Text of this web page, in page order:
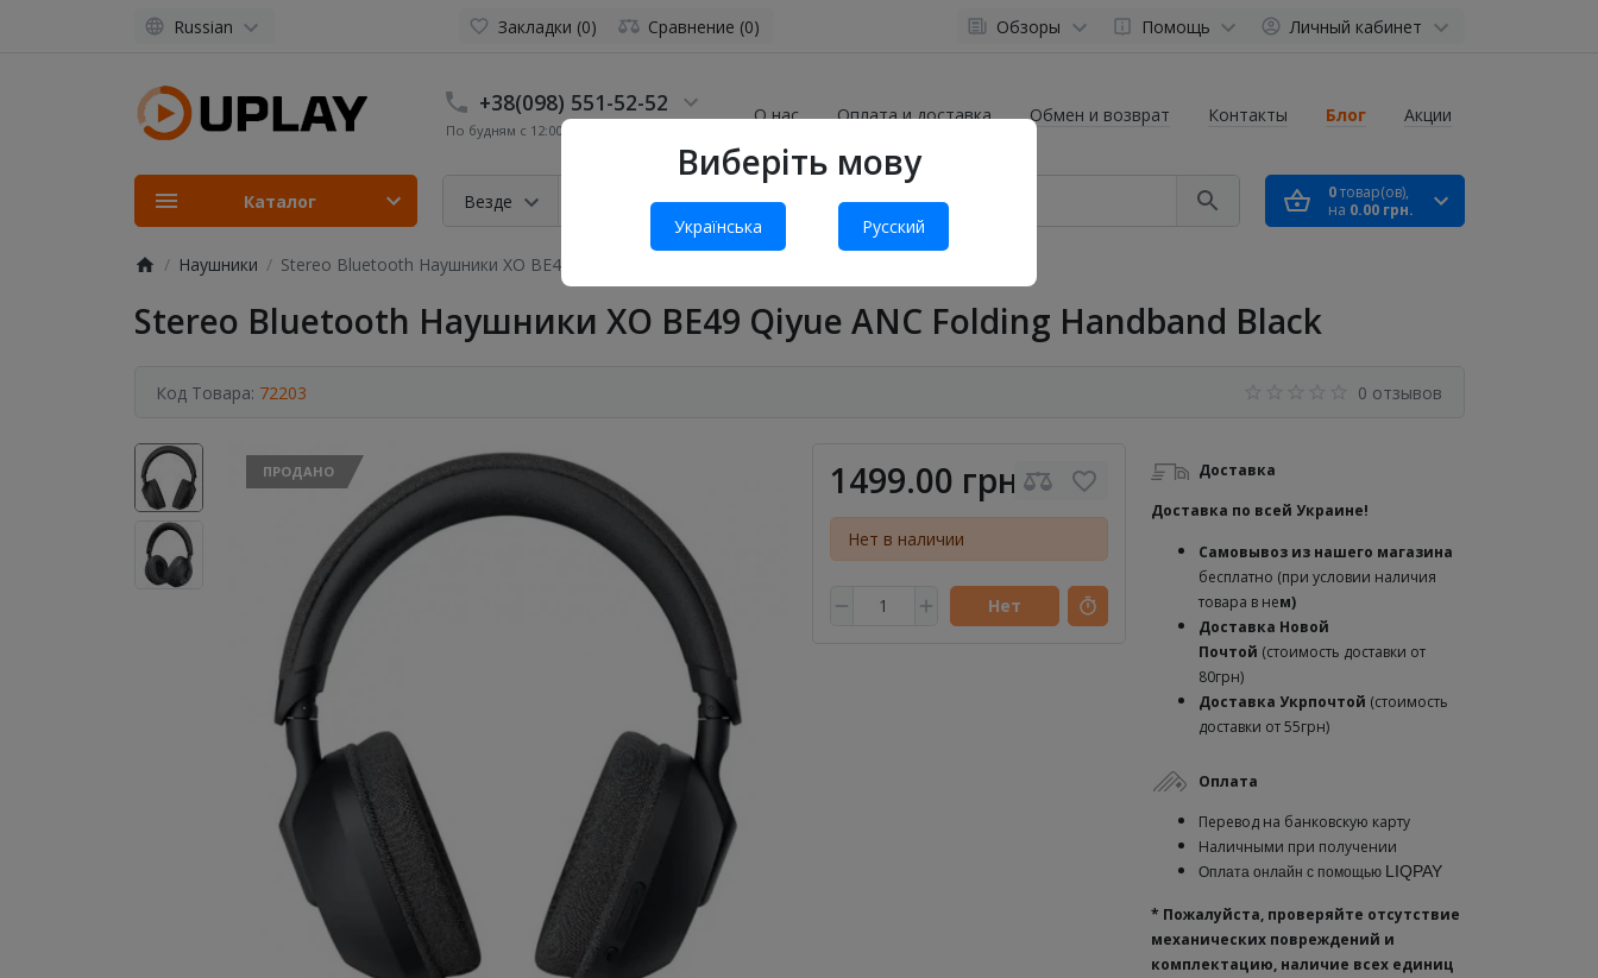
Виберіть мову
Українська Русский
Russian Закладки (0) Сравнение (0) Обзоры Помощь Личный кабинет
+38(098) 551-52-52
По будням с 12:00 до 19:00
Везде
О нас Оплата и доставка Обмен и возврат Контакты Блог Акции
0товар(ов),
на 0.00 грн.
Каталог
Наушники Stereo Bluetooth Наушники XO BE49 Qiyue ANC Folding Handband Black
Stereo Bluetooth Наушники XO BE49 Qiyue ANC Folding Handband Black
Код Товара: 72203 0 отзывов
ПРОДАНО 1499.00 грн.
Нет в наличии
Нет
Доставка
Доставка по всей Украине!
Самовывоз из нашего магазина
бесплатно (при условии наличия
товара в нем)
Доставка Новой
Почтой (стоимость доставки от
80грн)
Доставка Укрпочтой (стоимость
доставки от 55грн)
Оплата
Перевод на банковскую карту
Наличными при получении
Оплата онлайн с помощью LIQPAY
* Пожалуйста, проверяйте отсутствие
механических повреждений и
комплектацию, наличие всех единиц